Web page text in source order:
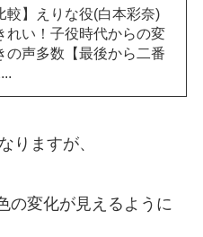
較】えりな役(白本彩奈)
れい！子役時代からの変
の声多数【最後から二番
りますが、
の変化が見えるように